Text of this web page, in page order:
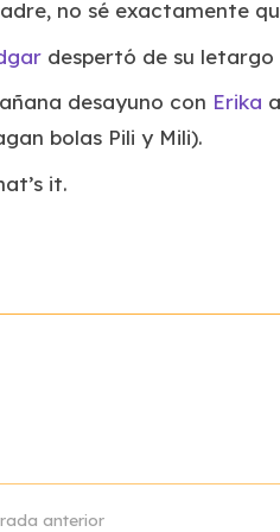
no sé exactamente
despertó de su letargo
desayuno con Erika
bolas Pili y Mili).
it.
anterior